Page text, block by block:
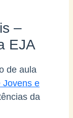
–
EJA
de aula
Jovens e
da